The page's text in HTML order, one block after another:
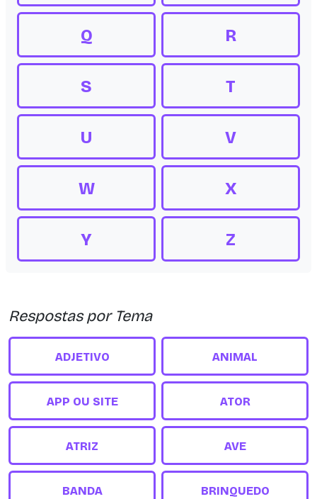
Q R
S T
U V
W X
Y Z
Respostas por Tema
ADJETIVO ANIMAL
APP OU SITE ATOR
ATRIZ AVE
BANDA BRINQUEDO